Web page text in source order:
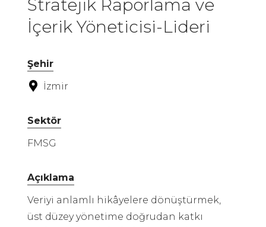
Stratejik Raporlama ve
İçerik Yöneticisi-Lideri
Şehir
İzmir
Sektör
FMSG
Açıklama
Veriyi anlamlı hikâyelere dönüştürmek,
üst düzey yönetime doğrudan katkı